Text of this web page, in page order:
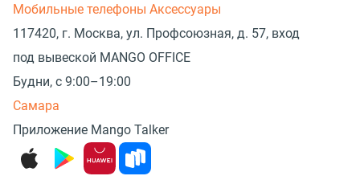
Мобильные телефоны Аксессуары
117420, г. Москва, ул. Профсоюзная, д. 57, вход
под вывеской MANGO OFFICE
Будни, с 9:00–19:00
Самара
Приложение Mango Talker